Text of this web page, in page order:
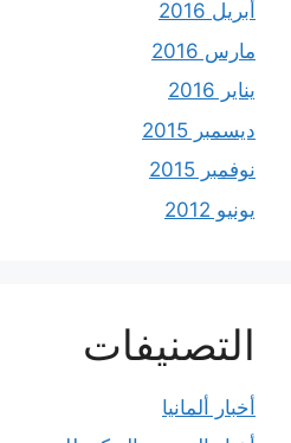
أبريل 2016
مارس 2016
يناير 2016
ديسمبر 2015
نوفمبر 2015
يونيو 2012
التصنيفات
أخبار ألمانيا